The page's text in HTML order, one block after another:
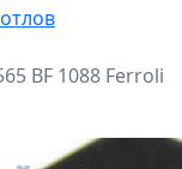
BF 1088 Ferroli